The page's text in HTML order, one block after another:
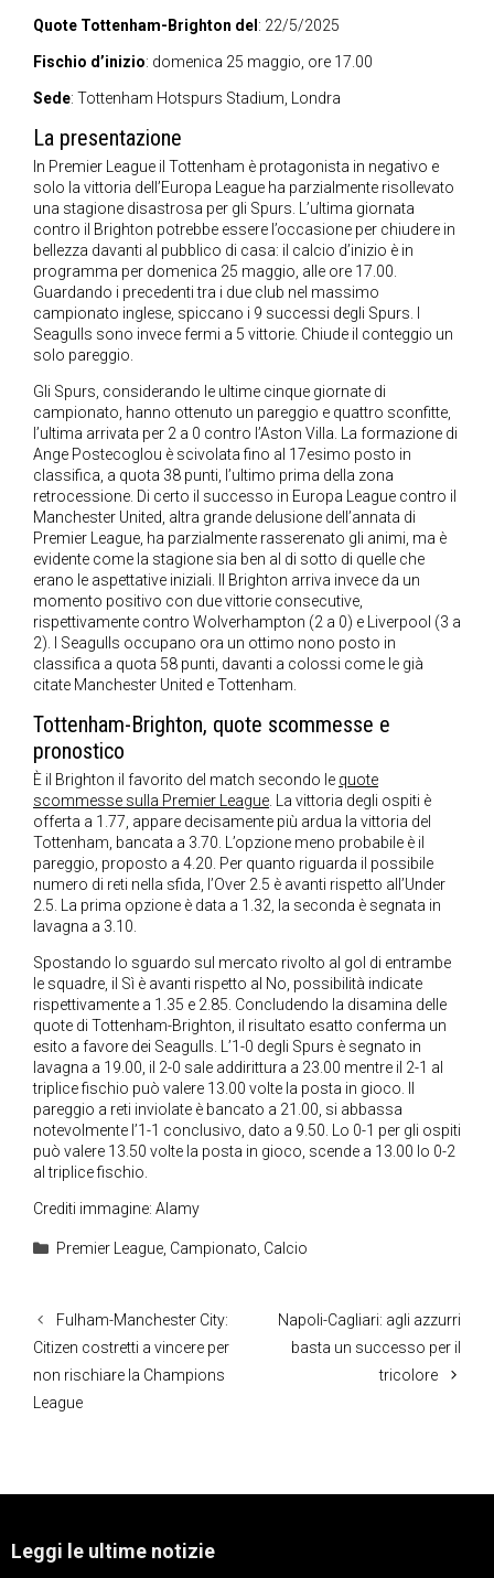
Quote Tottenham-Brighton del : 22/5/2025
Fischio d’inizio: domenica 25 maggio, ore 17.00
Sede: Tottenham Hotspurs Stadium, Londra
La presentazione
In Premier League il Tottenham è protagonista in negativo e
solo la vittoria dell’Europa League ha parzialmente risollevato
una stagione disastrosa per gli Spurs. L’ultima giornata
contro il Brighton potrebbe essere l’occasione per chiudere in
bellezza davanti al pubblico di casa: il calcio d’inizio è in
programma per domenica 25 maggio, alle ore 17.00.
Guardando i precedenti tra i due club nel massimo
campionato inglese, spiccano i 9 successi degli Spurs. I
Seagulls sono invece fermi a 5 vittorie. Chiude il conteggio un
solo pareggio.
Gli Spurs, considerando le ultime cinque giornate di
campionato, hanno ottenuto un pareggio e quattro sconfitte,
l’ultima arrivata per 2 a 0 contro l’Aston Villa. La formazione di
Ange Postecoglou è scivolata fino al 17esimo posto in
classifica, a quota 38 punti, l’ultimo prima della zona
retrocessione. Di certo il successo in Europa League contro il
Manchester United, altra grande delusione dell’annata di
Premier League, ha parzialmente rasserenato gli animi, ma è
evidente come la stagione sia ben al di sotto di quelle che
erano le aspettative iniziali. Il Brighton arriva invece da un
momento positivo con due vittorie consecutive,
rispettivamente contro Wolverhampton (2 a 0) e Liverpool (3 a
2). I Seagulls occupano ora un ottimo nono posto in
classifica a quota 58 punti, davanti a colossi come le già
citate Manchester United e Tottenham.
Tottenham-Brighton, quote scommesse e
pronostico
È il Brighton il favorito del match secondo le quote
scommesse sulla Premier League. La vittoria degli ospiti è
offerta a 1.77, appare decisamente più ardua la vittoria del
Tottenham, bancata a 3.70. L’opzione meno probabile è il
pareggio, proposto a 4.20. Per quanto riguarda il possibile
numero di reti nella sfida, l’Over 2.5 è avanti rispetto all’Under
2.5. La prima opzione è data a 1.32, la seconda è segnata in
lavagna a 3.10.
Spostando lo sguardo sul mercato rivolto al gol di entrambe
le squadre, il Sì è avanti rispetto al No, possibilità indicate
rispettivamente a 1.35 e 2.85. Concludendo la disamina delle
quote di Tottenham-Brighton, il risultato esatto conferma un
esito a favore dei Seagulls. L’1-0 degli Spurs è segnato in
lavagna a 19.00, il 2-0 sale addirittura a 23.00 mentre il 2-1 al
triplice fischio può valere 13.00 volte la posta in gioco. Il
pareggio a reti inviolate è bancato a 21.00, si abbassa
notevolmente l’1-1 conclusivo, dato a 9.50. Lo 0-1 per gli ospiti
può valere 13.50 volte la posta in gioco, scende a 13.00 lo 0-2
al triplice fischio.
Crediti immagine: Alamy
Categorie
Premier League, Campionato, Calcio
Fulham-Manchester City:
Citizen costretti a vincere per
non rischiare la Champions
League
Napoli-Cagliari: agli azzurri
basta un successo per il
tricolore
Leggi le ultime notizie